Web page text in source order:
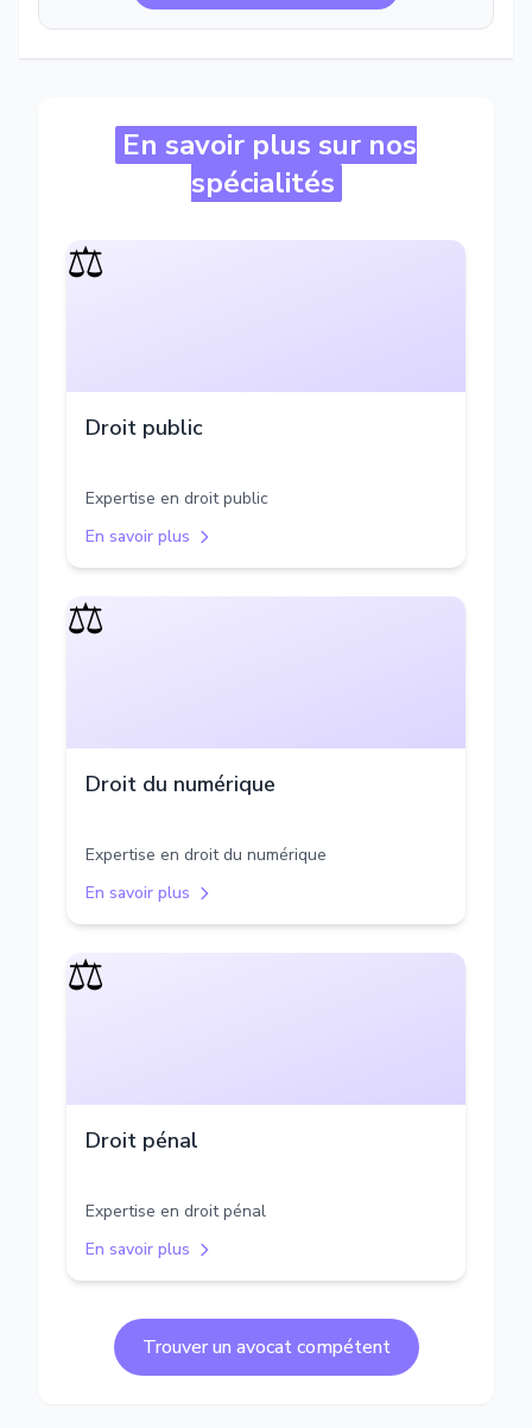
En savoir plus sur nos
spécialités
⚖️
Droit public
Expertise en droit public
En savoir plus
⚖️
Droit du numérique
Expertise en droit du numérique
En savoir plus
⚖️
Droit pénal
Expertise en droit pénal
En savoir plus
Trouver un avocat compétent